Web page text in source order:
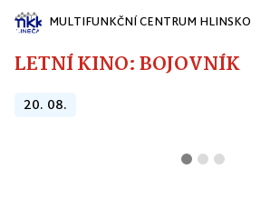
MULTIFUNKČNÍ CENTRUM HLINSKO
LETNÍ KINO: BOJOVNÍK
20. 08.